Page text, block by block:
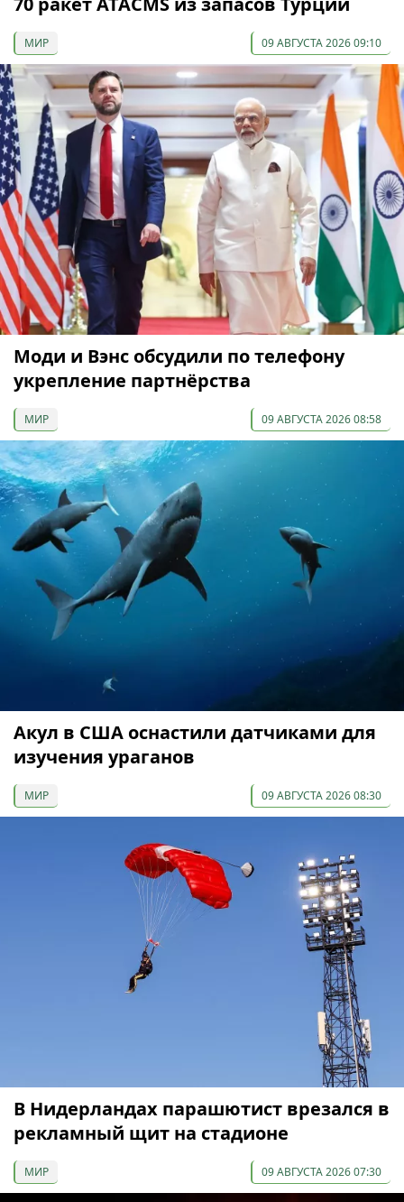
МИР 09 АВГУСТА 2026 09:10
Моди и Вэнс обсудили по телефону
укрепление партнёрства
МИР 09 АВГУСТА 2026 08:58
Акул в США оснастили датчиками для
изучения ураганов
МИР 09 АВГУСТА 2026 08:30
В Нидерландах парашютист врезался в
рекламный щит на стадионе
МИР 09 АВГУСТА 2026 07:30